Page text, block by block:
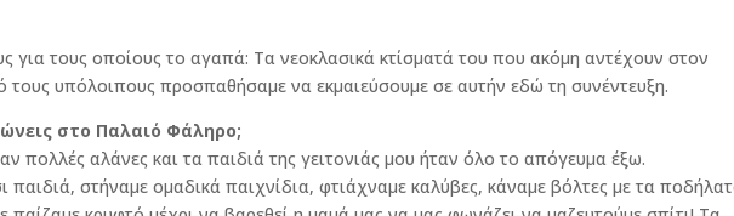
για τους οποίους το αγαπά: Τα νεοκλασικά κτίσματά του που ακόμη αντέχουν στον
υπόλοιπους προσπαθήσαμε να εκμαιεύσουμε σε αυτήν εδώ τη συνέντευξη.
στο Παλαιό Φάληρο;
πολλές αλάνες και τα παιδιά της γειτονιάς μου ήταν όλο το απόγευμα έξω.
παιδιά, στήναμε ομαδικά παιχνίδια, φτιάχναμε καλύβες, κάναμε βόλτες με τα